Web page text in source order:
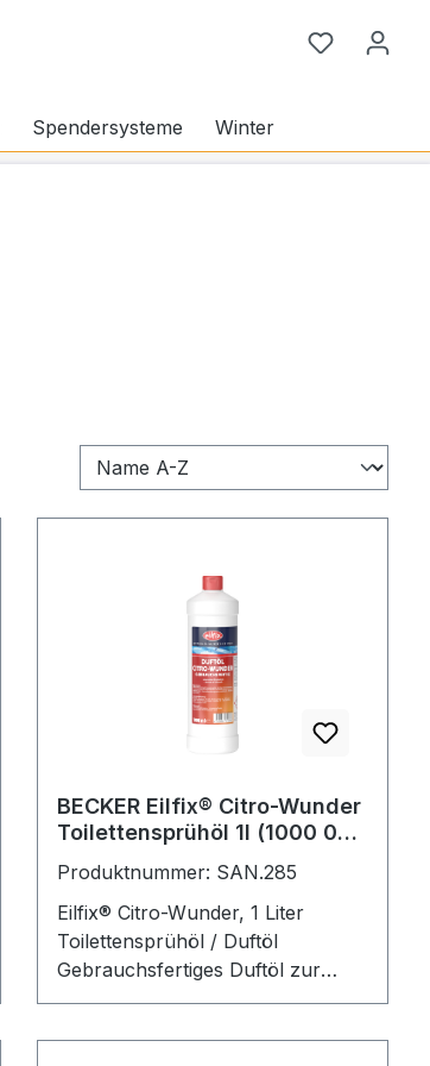
Du hast 0
Spendersysteme Winter
BECKER Eilfix® Citro-Wunder
Toilettensprühöl 1l (1000 09-
Produktnummer: SAN.285
Eilfix® Citro-Wunder, 1 Liter
Toilettensprühöl / Duftöl
Gebrauchsfertiges Duftöl zur
Verbesserung der